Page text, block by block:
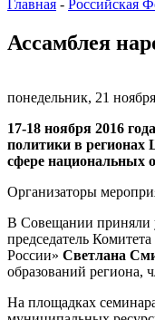
Главная - Российская
Ассамблея
понедельник, 21
17-18 ноября 2016
политики в регионах
сфере национальных
Организаторы
В Совещании приняли
председатель
России» Светлана
образований региона,
На площадках